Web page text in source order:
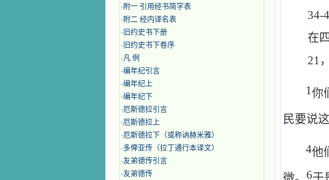
· 附一 引用经书简字表
· 附二 经内译名表
· 旧约史书下册
· 旧约史书下卷序
·凡 例
·编年纪引言
·编年纪上
·编年纪下
·厄斯德拉引言
·厄斯德拉上
·厄斯德拉下（或称讷赫米雅）
·多俾亚传（拉丁通行本译文）
·友弟德传引言
·友弟德传
34-
在
21 ，
1你
民要说
4他
6